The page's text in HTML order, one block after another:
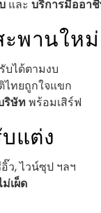
และ บริการมืออา
ะพานให
บได้ตามงบ
ทยถูกใจแขก
ริษัทพร้อมเสิร์ฟ
แต่ง
ว, ไวน์ซุป ฯลฯ
เผ็ด